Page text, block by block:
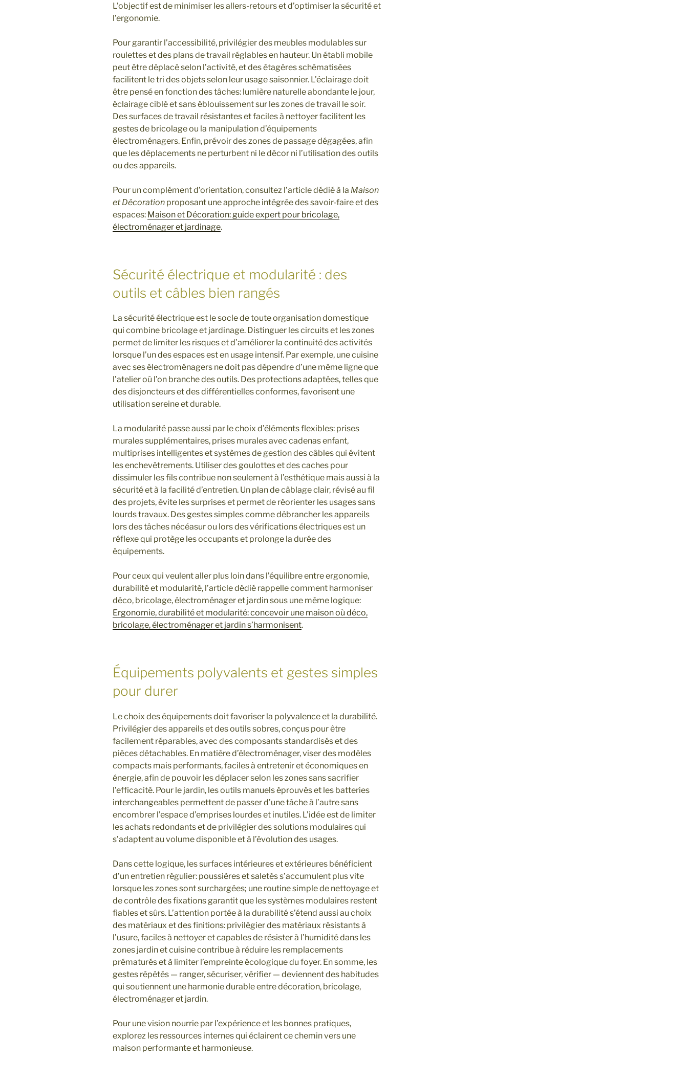
L’objectif est de minimiser les allers-retours et d’optimiser la sécurité et
l’ergonomie.
Pour garantir l’accessibilité, privilégier des meubles modulables sur
roulettes et des plans de travail réglables en hauteur. Un établi mobile
peut être déplacé selon l’activité, et des étagères schématisées
facilitent le tri des objets selon leur usage saisonnier. L’éclairage doit
être pensé en fonction des tâches: lumière naturelle abondante le jour,
éclairage ciblé et sans éblouissement sur les zones de travail le soir.
Des surfaces de travail résistantes et faciles à nettoyer facilitent les
gestes de bricolage ou la manipulation d’équipements
électroménagers. Enfin, prévoir des zones de passage dégagées, afin
que les déplacements ne perturbent ni le décor ni l’utilisation des outils
ou des appareils.
Pour un complément d’orientation, consultez l’article dédié à la Maison
et Décoration proposant une approche intégrée des savoir-faire et des
espaces: Maison et Décoration: guide expert pour bricolage,
électroménager et jardinage.
Sécurité électrique et modularité : des
outils et câbles bien rangés
La sécurité électrique est le socle de toute organisation domestique
qui combine bricolage et jardinage. Distinguer les circuits et les zones
permet de limiter les risques et d’améliorer la continuité des activités
lorsque l’un des espaces est en usage intensif. Par exemple, une cuisine
avec ses électroménagers ne doit pas dépendre d’une même ligne que
l’atelier où l’on branche des outils. Des protections adaptées, telles que
des disjoncteurs et des différentielles conformes, favorisent une
utilisation sereine et durable.
La modularité passe aussi par le choix d’éléments flexibles: prises
murales supplémentaires, prises murales avec cadenas enfant,
multiprises intelligentes et systèmes de gestion des câbles qui évitent
les enchevêtrements. Utiliser des goulottes et des caches pour
dissimuler les fils contribue non seulement à l’esthétique mais aussi à la
sécurité et à la facilité d’entretien. Un plan de câblage clair, révisé au fil
des projets, évite les surprises et permet de réorienter les usages sans
lourds travaux. Des gestes simples comme débrancher les appareils
lors des tâches nécéasur ou lors des vérifications électriques est un
réflexe qui protège les occupants et prolonge la durée des
équipements.
Pour ceux qui veulent aller plus loin dans l’équilibre entre ergonomie,
durabilité et modularité, l’article dédié rappelle comment harmoniser
déco, bricolage, électroménager et jardin sous une même logique:
Ergonomie, durabilité et modularité: concevoir une maison où déco,
bricolage, électroménager et jardin s’harmonisent.
Équipements polyvalents et gestes simples
pour durer
Le choix des équipements doit favoriser la polyvalence et la durabilité.
Privilégier des appareils et des outils sobres, conçus pour être
facilement réparables, avec des composants standardisés et des
pièces détachables. En matière d’électroménager, viser des modèles
compacts mais performants, faciles à entretenir et économiques en
énergie, afin de pouvoir les déplacer selon les zones sans sacrifier
l’efficacité. Pour le jardin, les outils manuels éprouvés et les batteries
interchangeables permettent de passer d’une tâche à l’autre sans
encombrer l’espace d’emprises lourdes et inutiles. L’idée est de limiter
les achats redondants et de privilégier des solutions modulaires qui
s’adaptent au volume disponible et à l’évolution des usages.
Dans cette logique, les surfaces intérieures et extérieures bénéficient
d’un entretien régulier: poussières et saletés s’accumulent plus vite
lorsque les zones sont surchargées; une routine simple de nettoyage et
de contrôle des fixations garantit que les systèmes modulaires restent
fiables et sûrs. L’attention portée à la durabilité s’étend aussi au choix
des matériaux et des finitions: privilégier des matériaux résistants à
l’usure, faciles à nettoyer et capables de résister à l’humidité dans les
zones jardin et cuisine contribue à réduire les remplacements
prématurés et à limiter l’empreinte écologique du foyer. En somme, les
gestes répétés — ranger, sécuriser, vérifier — deviennent des habitudes
qui soutiennent une harmonie durable entre décoration, bricolage,
électroménager et jardin.
Pour une vision nourrie par l’expérience et les bonnes pratiques,
explorez les ressources internes qui éclairent ce chemin vers une
maison performante et harmonieuse.